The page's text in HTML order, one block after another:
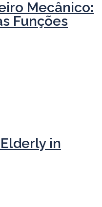
Mecânico:
Funções
in